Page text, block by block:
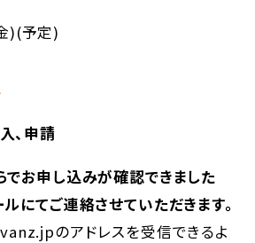
)(予定)
、申請
でお申し込みが確認できました
ルにてご連絡させていただきます。
のアドレスを受信できるよ